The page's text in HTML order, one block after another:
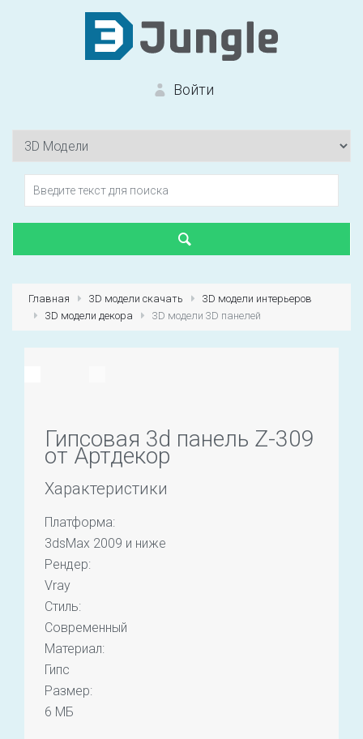
Войти
Первый раз?
Главная 3D модели скачать
3D модели интерьеров
3D модели декора
3D модели 3D панелей
Гипсовая 3d панель Z-309
от Артдекор
Характеристики
Платформа:
3dsMax 2009 и ниже
Рендер:
Vray
Стиль:
Современный
Материал:
Гипс
Размер:
6 МБ